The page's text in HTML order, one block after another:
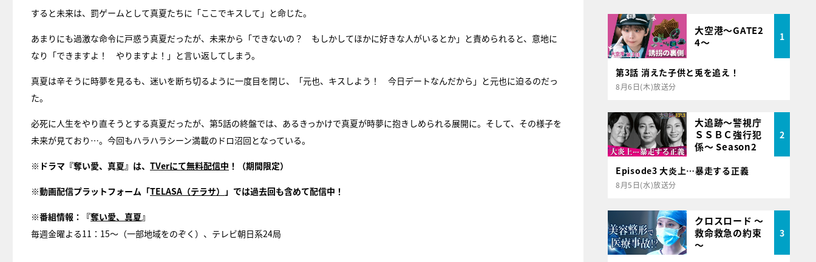
すると未来は、罰ゲームとして真夏たちに「ここでキスして」と命じた。
あまりにも過激な命令に戸惑う真夏だったが、未来から「できないの？ もしかしてほかに好きな人がいるとか」と責められると、意地に
なり「できますよ！ やりますよ！」と言い返してしまう。
真夏は辛そうに時夢を見るも、迷いを断ち切るように一度目を閉じ、「元也、キスしよう！ 今日デートなんだから」と元也に迫るのだっ
た。
必死に人生をやり直そうとする真夏だったが、第5話の終盤では、あるきっかけで真夏が時夢に抱きしめられる展開に。そして、その様子を
未来が見ており…。今回もハラハラシーン満載のドロ沼回となっている。
※ドラマ『奪い愛、真夏』は、 TVerにて無料配信中 ！（期間限定）
※動画配信プラットフォーム「TELASA（テラサ） 」では過去回も含めて配信中！
※番組情報：『奪い愛、真夏』
毎週金曜よる11：15～（一部地域をのぞく）、テレビ朝日系24局
大空港～GATE2
4～
1
第3話 消えた子供と兎を追え！
8月6日(木)放送分
大追跡～警視庁
ＳＳＢＣ強行犯
係～ Season2
2
Episode3 大炎上…暴走する正義
8月5日(水)放送分
クロスロード ～
救命救急の約束
～
3